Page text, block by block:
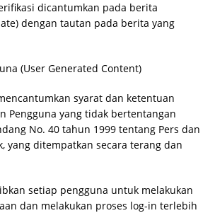
dicantumkan pada berita
dengan tautan pada berita yang
(User Generated Content)
syarat dan ketentuan
Pengguna yang tidak bertentangan
No. 40 tahun 1999 tentang Pers dan
yang ditempatkan secara terang dan
setiap pengguna untuk melakukan
dan melakukan proses log-in terlebih